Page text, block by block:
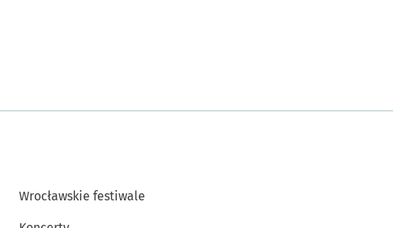
Wrocławskie festiwale